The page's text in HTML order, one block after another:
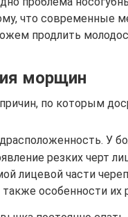
что современные
продлить
морщин
по которым
У
резких черт
лицевой части
особенности их